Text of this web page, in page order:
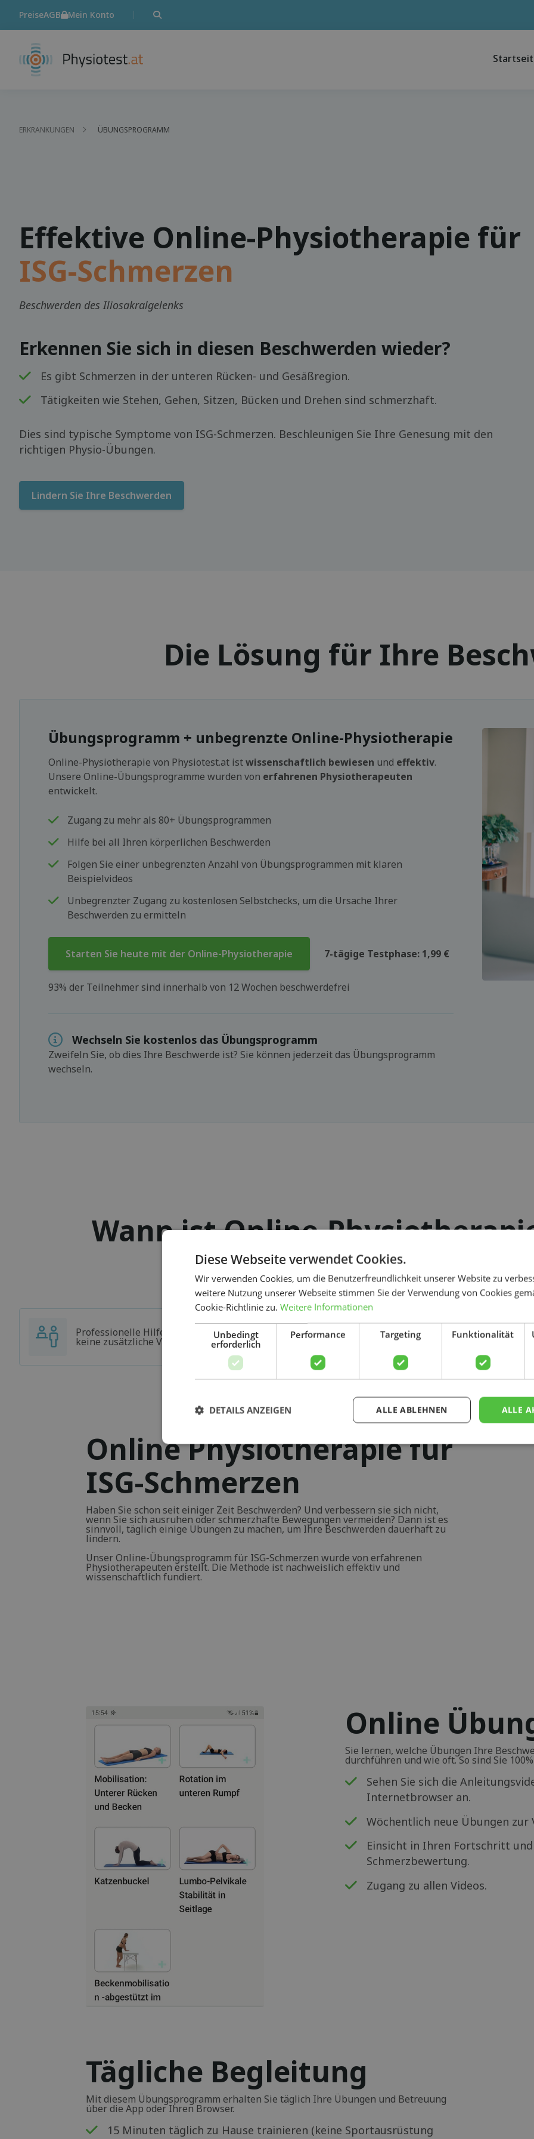
Suchen
PreiseAGB Mein Konto
ERKRANKUNGEN ÜBUNGSPROGRAMM
Effektive Online-Physiotherapie für
ISG-Schmerzen
Beschwerden des Iliosakralgelenks
Erkennen Sie sich in diesen Beschwerden wieder?
Es gibt Schmerzen in der unteren Rücken- und Gesäßregion.
Tätigkeiten wie Stehen, Gehen, Sitzen, Bücken und Drehen sind schmerzhaft.
Dies sind typische Symptome von ISG-Schmerzen. Beschleunigen Sie Ihre Genesung mit den
richtigen Physio-Übungen.
Lindern Sie Ihre Beschwerden
Die Lösung für Ihre
Übungsprogramm + unbegrenzte Online-Physiotherapie
Online-Physiotherapie von Physiotest.at istwissenschaftlich bewiesen und effektiv.
Unsere Online-Übungsprogramme wurden von erfahrenen Physiotherapeuten
entwickelt.
Zugang zu mehr als 80+ Übungsprogrammen
Hilfe bei all Ihren körperlichen Beschwerden
Folgen Sie einer unbegrenzten Anzahl von Übungsprogrammen mit klaren
Beispielvideos
Unbegrenzter Zugang zu kostenlosen Selbstchecks, um die Ursache Ihrer
Beschwerden zu ermitteln
Starten Sie heute mit der Online-Physiotherapie 7-tägige Testphase: 1,99 €
93% der Teilnehmer sind innerhalb von 12 Wochen beschwerdefrei
Wechseln Sie kostenlos das Übungsprogramm
Zweifeln Sie, ob dies Ihre Beschwerde ist? Sie können jederzeit das Übungsprogramm
wechseln.
Wann ist Online-
Wahl?
Professionelle Hilfe, auch wenn Sie
keine zusätzliche Versicherung haben
Günstiger als eine normale
Physiopraxis
Online Physiotherapie für
ISG-Schmerzen
Haben Sie schon seit einiger Zeit Beschwerden? Und verbessern sie sich nicht,
wenn Sie sich ausruhen oder schmerzhafte Bewegungen vermeiden? Dann ist es
sinnvoll, täglich einige Übungen zu machen, um Ihre Beschwerden dauerhaft zu
lindern.
Unser Online-Übungsprogramm für ISG-Schmerzen wurde von erfahrenen
Physiotherapeuten erstellt. Die Methode ist nachweislich effektiv und
wissenschaftlich fundiert.
Online
Sie lernen, welche Übungen Ihre
durchführen und wie oft. So sind Sie
Sehen Sie sich die
Internetbrowser an.
Wöchentlich neue Übungen
Einsicht in Ihren Fortschritt
Schmerzbewertung.
Zugang zu allen Videos.
Tägliche Begleitung
Mit diesem Übungsprogramm erhalten Sie täglich Ihre Übungen und Betreuung
über die App oder Ihren Browser.
15 Minuten täglich zu Hause trainieren (keine Sportausrüstung
Diese Webseite verwendet Cookies.
Wir verwenden Cookies, um die Benutzerfreundlichkeit unserer Website zu
weitere Nutzung unserer Webseite stimmen Sie der Verwendung von Cookies
Cookie-Richtlinie zu. Weitere Informationen
Unbedingt
erforderlich
Performance Targeting Funktionalität
ALLE
ALLE ABLEHNEN
DETAILS ANZEIGEN